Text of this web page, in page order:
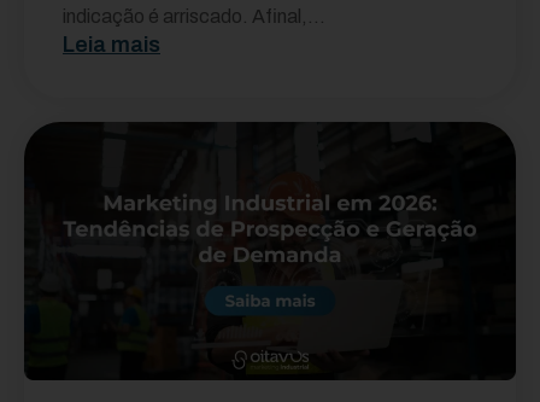
indicação é arriscado. Afinal,...
Leia mais